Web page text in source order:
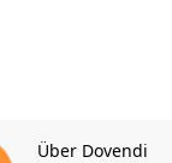
Über Dovendi